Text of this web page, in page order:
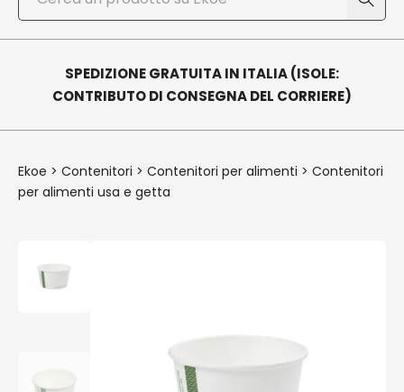
Cerca
SPEDIZIONE GRATUITA IN ITALIA (ISOLE:
CONTRIBUTO DI CONSEGNA DEL CORRIERE)
Ekoe > Contenitori > Contenitori per alimenti > Contenitori
per alimenti usa e getta